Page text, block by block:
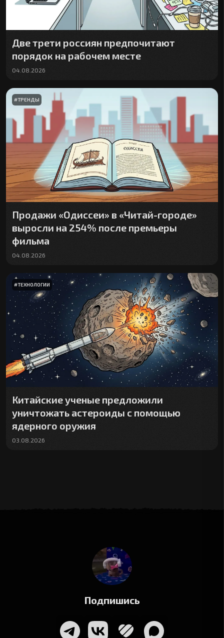
Две трети россиян предпочитают
порядок на рабочем месте
04.08.2026
#ТРЕНДЫ
Продажи «Одиссеи» в «Читай-городе»
выросли на 254% после премьеры
фильма
04.08.2026
#ТЕХНОЛОГИИ
Китайские ученые предложили
уничтожать астероиды с помощью
ядерного оружия
03.08.2026
Подпишись